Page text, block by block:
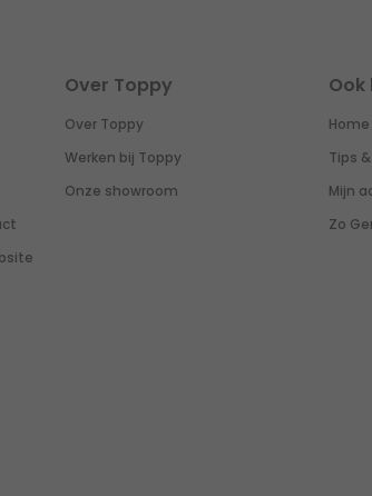
Over Toppy
Over Toppy
Werken bij Toppy
Onze showroom
Ook
Home
Tips
Mijn
Zo